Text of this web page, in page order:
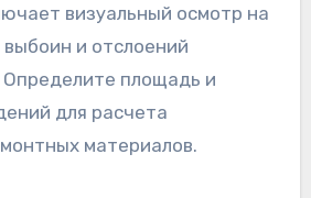
визуальный осмотр на
и отслоений
Определите площадь и
для расчета
материалов.